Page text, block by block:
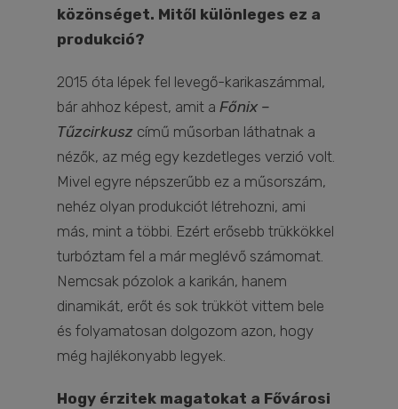
közönséget. Mitől különleges ez a
produkció?
2015 óta lépek fel levegő-karikaszámmal,
bár ahhoz képest, amit aFőnix –
Tűzcirkusz című műsorban láthatnak a
nézők, az még egy kezdetleges verzió volt.
Mivel egyre népszerűbb ez a műsorszám,
nehéz olyan produkciót létrehozni, ami
más, mint a többi. Ezért erősebb trükkökkel
turbóztam fel a már meglévő számomat.
Nemcsak pózolok a karikán, hanem
dinamikát, erőt és sok trükköt vittem bele
és folyamatosan dolgozom azon, hogy
még hajlékonyabb legyek.
Hogy érzitek magatokat a Fővárosi